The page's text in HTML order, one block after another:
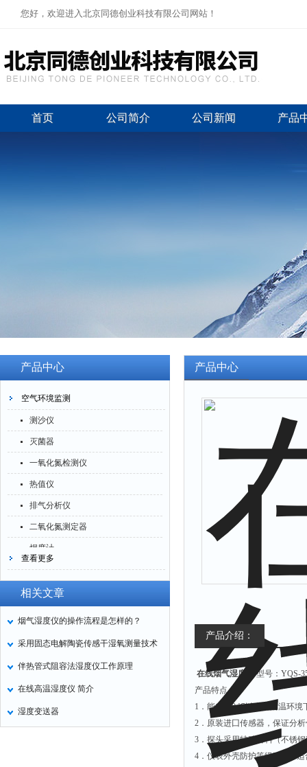
您好，欢迎进入北京同德创业科技有限公司网站！
首页 公司简介 公司新闻 产品
产品中心
空气环境监测
测沙仪
灭菌器
一氧化氮检测仪
热值仪
排气分析仪
二氧化氮测定器
烟度计
四氟化硅测定仪
一氧化碳分析仪
二氧化硅测定仪
查看更多
相关文章
烟气湿度仪的操作流程是怎样的？
采用固态电解陶瓷传感干湿氧测量技术
伴热管式阻容法湿度仪工作原理
在线高温湿度仪 简介
湿度变送器
产品中心
产品介绍：
在线烟气湿度仪
型号：YQS-
产品特点
1．能在350 ℃以内的高温环
2．原装进囗传感器，保证分
3．探头采用特殊材料（不锈
4．仪表外壳防护等级IP65，